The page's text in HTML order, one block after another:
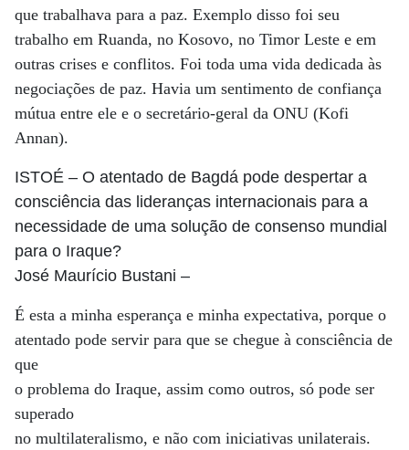
que trabalhava para a paz. Exemplo disso foi seu
trabalho em Ruanda, no Kosovo, no Timor Leste e em
outras crises e conflitos. Foi toda uma vida dedicada às
negociações de paz. Havia um sentimento de confiança
mútua entre ele e o secretário-geral da ONU (Kofi
Annan).
ISTOÉ – O atentado de Bagdá pode despertar a
consciência das lideranças internacionais para a
necessidade de uma solução de consenso mundial
para o Iraque?
José Maurício Bustani –
É esta a minha esperança e minha expectativa, porque o
atentado pode servir para que se chegue à consciência de
que
o problema do Iraque, assim como outros, só pode ser
superado
no multilateralismo, e não com iniciativas unilaterais.